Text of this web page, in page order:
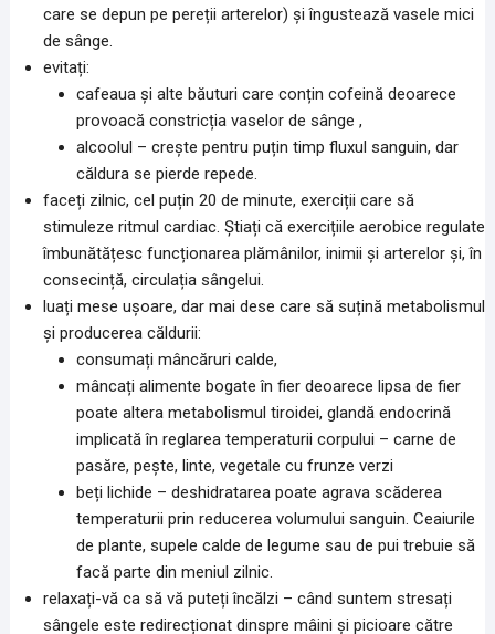
care se depun pe pereții arterelor) și îngustează vasele mici
de sânge.
evitați:
cafeaua și alte băuturi care conțin cofeină deoarece
provoacă constricția vaselor de sânge ,
alcoolul – crește pentru puțin timp fluxul sanguin, dar
căldura se pierde repede.
faceți zilnic, cel puțin 20 de minute, exerciții care să
stimuleze ritmul cardiac. Știați că exercițiile aerobice regulate
îmbunătățesc funcționarea plămânilor, inimii și arterelor și, în
consecință, circulația sângelui.
luați mese ușoare, dar mai dese care să suțină metabolismul
și producerea căldurii:
consumați mâncăruri calde,
mâncați alimente bogate în fier deoarece lipsa de fier
poate altera metabolismul tiroidei, glandă endocrină
implicată în reglarea temperaturii corpului – carne de
pasăre, pește, linte, vegetale cu frunze verzi
beți lichide – deshidratarea poate agrava scăderea
temperaturii prin reducerea volumului sanguin. Ceaiurile
de plante, supele calde de legume sau de pui trebuie să
facă parte din meniul zilnic.
relaxați-vă ca să vă puteți încălzi – când suntem stresați
sângele este redirecționat dinspre mâini și picioare către